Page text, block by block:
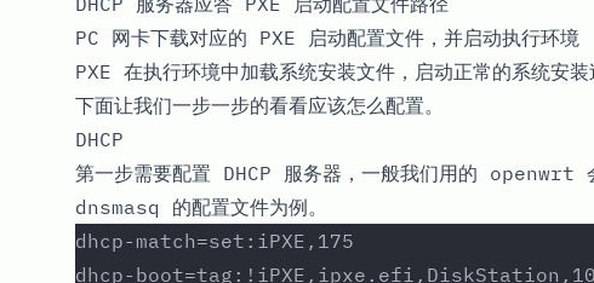
PC 网卡下载对应的 PXE 启动配置文件，并启动执行环境
PXE 在执行环境中加载系统安装文件，启动正常的系统安装
下面让我们一步一步的看看应该怎么配置。
DHCP
第一步需要配置 DHCP 服务器，一般我们用的 openwrt
dnsmasq 的配置文件为例。
dhcp-match=set:iPXE,175
dhcp-